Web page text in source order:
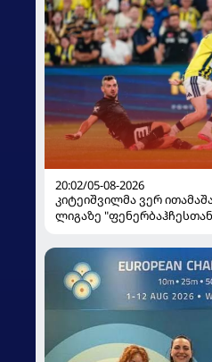
20:02/05-08-2026
კიტეიშვილმა ვერ
ლიგაზე